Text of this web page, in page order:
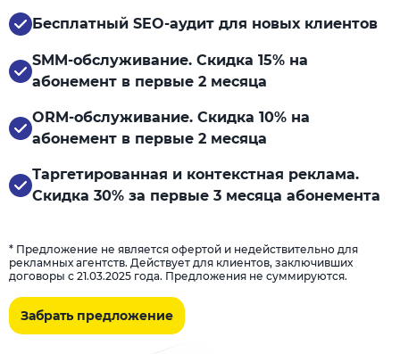
Бесплатный SEO-аудит для новых клиентов
SMM-обслуживание. Скидка 15% на
абонемент в первые 2 месяца
ORM-обслуживание. Скидка 10% на
абонемент в первые 2 месяца
Таргетированная и контекстная реклама.
Скидка 30% за первые 3 месяца абонемента
* Предложение не является офертой и недействительно для
рекламных агентств. Действует для клиентов, заключивших
договоры с 21.03.2025 года. Предложения не суммируются.
Забрать предложение